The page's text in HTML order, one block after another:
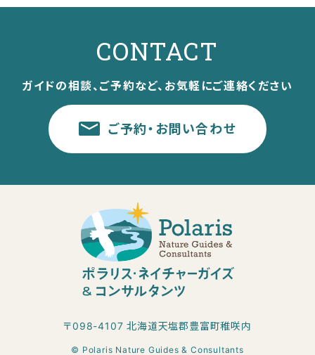
CONTACT
ガイドの相談、ご予約など、お気軽にご連絡ください
ご予約・お問い合わせ
〒098-4107 北海道天塩郡豊富町稚咲内
© Polaris Nature Guides & Consultants